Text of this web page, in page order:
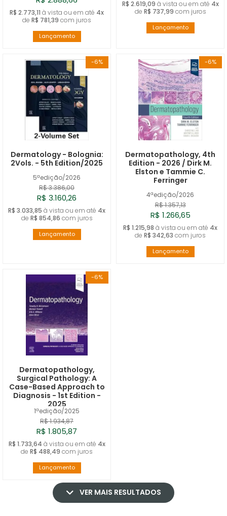
R$ 2.773,11 à vista ou em até 4x
de R$ 781,39 com juros
Lançamento
R$ 2.619,09 à vista ou em até 4x
de R$ 737,99 com juros
Lançamento
-6%
5ªedição/2026
Dermatology - Bolognia:
2Vols. - 5th Edition/2025
R$ 3.386,00
R$ 3.160,26
R$ 3.033,85 à vista ou em até 4x
de R$ 854,86 com juros
Lançamento
-6%
4ªedição/2026
Dermatopathology, 4th
Edition - 2026 / Dirk M.
Elston e Tammie C.
Ferringer
R$ 1.357,13
R$ 1.266,65
R$ 1.215,98 à vista ou em até 4x
de R$ 342,63 com juros
Lançamento
-6%
1ªedição/2025
Dermatopathology,
Surgical Pathology: A
Case-Based Approach to
Diagnosis - 1st Edition -
2025
R$ 1.934,87
R$ 1.805,87
R$ 1.733,64 à vista ou em até 4x
de R$ 488,49 com juros
Lançamento
VER MAIS RESULTADOS